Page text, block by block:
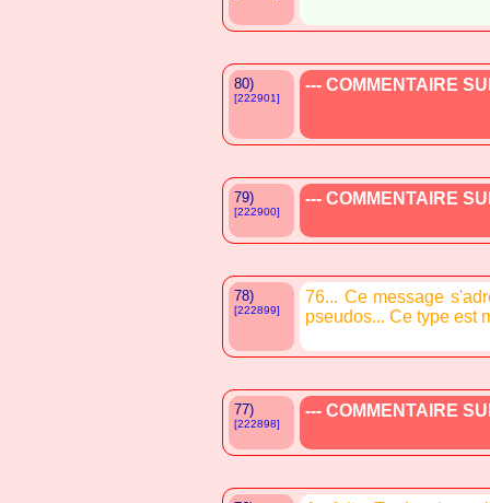
80)
[222901]
--- COMMENTAIRE
79)
[222900]
--- COMMENTAIRE
78)
[222899]
76... Ce message
pseudos... Ce type est
77)
[222898]
--- COMMENTAIRE